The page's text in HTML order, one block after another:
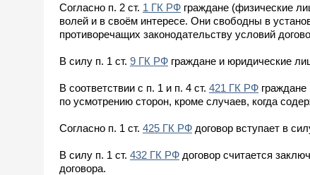
Согласно п. 2 ст. 1 ГК РФ граждане (физические
волей и в своём интересе. Они свободны в
противоречащих законодательству условий
В силу п. 1 ст. 9 ГК РФ граждане и юридические
В соответствии с п. 1 и п. 4 ст. 421 ГК РФ
по усмотрению сторон, кроме случаев, когда
Согласно п. 1 ст. 425 ГК РФ договор вступает в
В силу п. 1 ст. 432 ГК РФ договор считается
договора.